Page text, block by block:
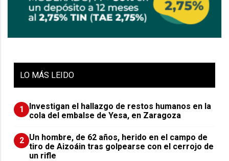
LO MÁS LEIDO
1
Investigan el hallazgo de restos humanos en la
cola del embalse de Yesa, en Zaragoza
2 Un hombre, de 62 años, herido en el campo de
tiro de Aizoáin tras golpearse con el cerrojo de
un rifle